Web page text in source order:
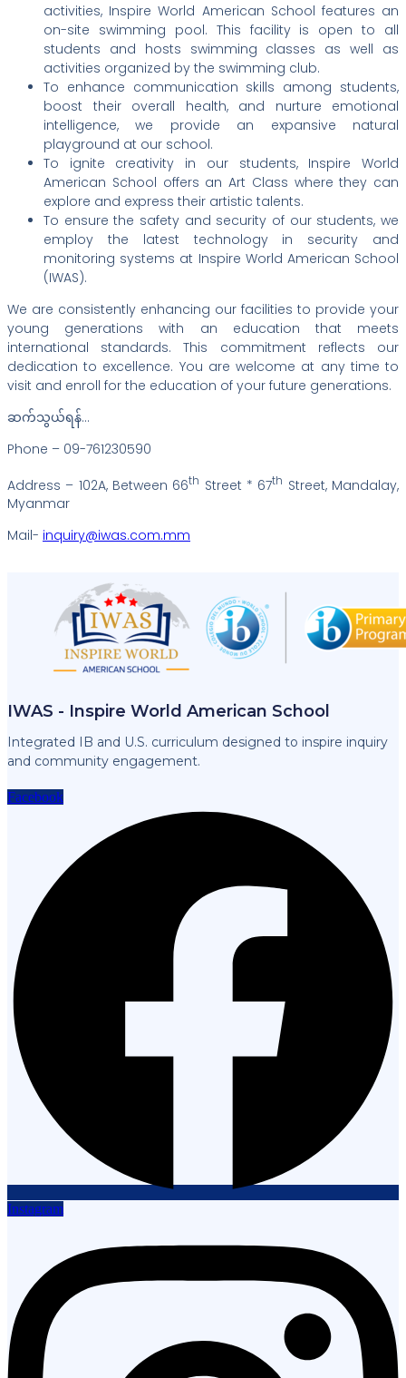
activities, Inspire World American School features an
on-site swimming pool. This facility is open to all
students and hosts swimming classes as well as
activities organized by the swimming club.
To enhance communication skills among students,
boost their overall health, and nurture emotional
intelligence, we provide an expansive natural
playground at our school.
To ignite creativity in our students, Inspire World
American School offers an Art Class where they can
explore and express their artistic talents.
To ensure the safety and security of our students, we
employ the latest technology in security and
monitoring systems at Inspire World American School
(IWAS).
We are consistently enhancing our facilities to provide your
young generations with an education that meets
international standards. This commitment reflects our
dedication to excellence. You are welcome at any time to
visit and enroll for the education of your future generations.
ဆက်သွယ်ရန်…
Phone – 09-761230590
Address – 102A, Between 66th Street * 67th Street, Mandalay,
Myanmar
Mail- inquiry@iwas.com.mm
IWAS - Inspire World American School
Integrated IB and U.S. curriculum designed to inspire inquiry
and community engagement.
Facebook
Instagram